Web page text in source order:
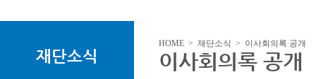
재단소식
HOME > 재단소식 > 이사회의록 공개
이사회의록 공개